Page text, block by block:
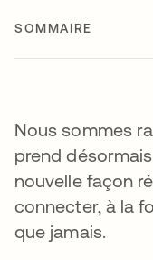
SOMMAIRE
Nous sommes
prend
nouvelle façon
connecter, à la
que jamais.